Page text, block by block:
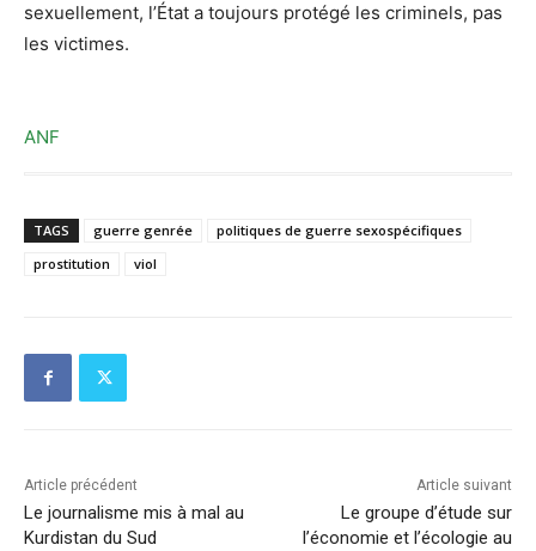
sexuellement, l’État a toujours protégé les criminels, pas
les victimes.
ANF
TAGS guerre genrée
politiques de guerre sexospécifiques
prostitution
viol
Article précédent
Le journalisme mis à mal au
Kurdistan du Sud
Article suivant
Le groupe d’étude sur
l’économie et l’écologie au